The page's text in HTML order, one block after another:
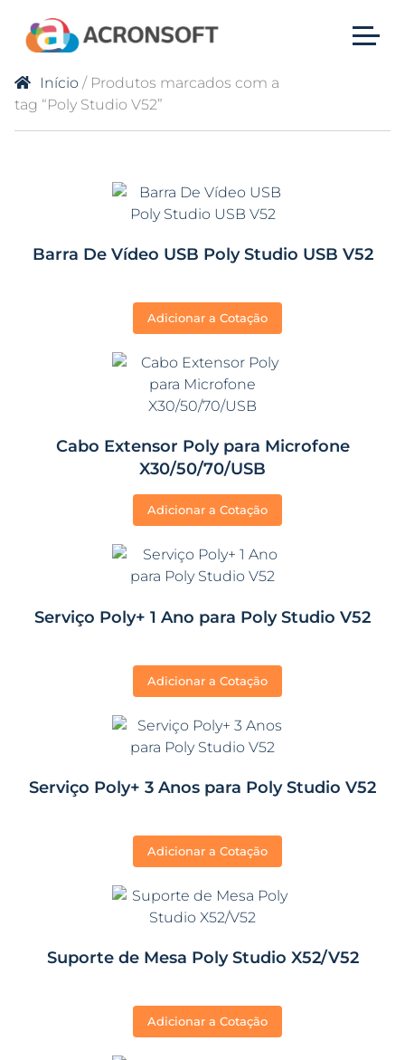
Início / Produtos marcados com a
tag “Poly Studio V52”
Barra De Vídeo USB Poly Studio USB V52
Adicionar a Cotação
Cabo Extensor Poly para Microfone
X30/50/70/USB
Adicionar a Cotação
Serviço Poly+ 1 Ano para Poly Studio V52
Adicionar a Cotação
Serviço Poly+ 3 Anos para Poly Studio V52
Adicionar a Cotação
Suporte de Mesa Poly Studio X52/V52
Adicionar a Cotação